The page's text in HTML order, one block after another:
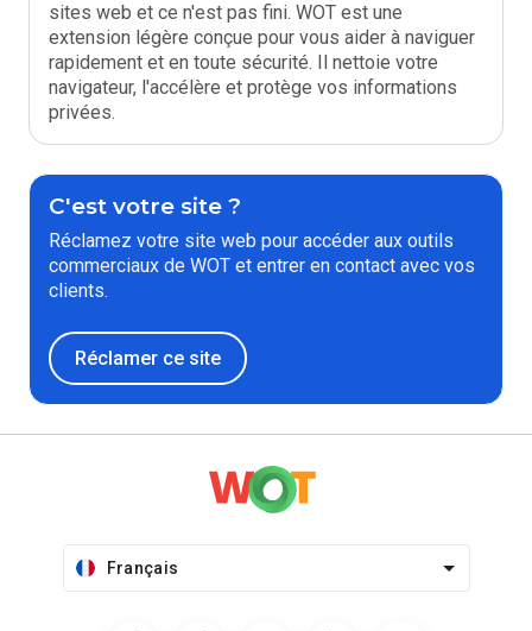
sites web et ce n'est pas fini. WOT est une
extension légère conçue pour vous aider à naviguer
rapidement et en toute sécurité. Il nettoie votre
navigateur, l'accélère et protège vos informations
privées.
C'est votre site ?
Réclamez votre site web pour accéder aux outils
commerciaux de WOT et entrer en contact avec vos
clients.
Réclamer ce site
Français